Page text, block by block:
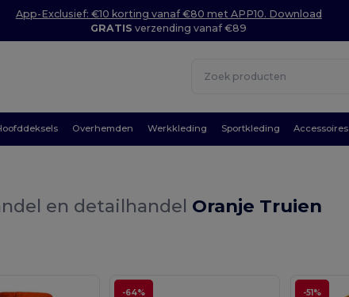
App-Exclusief: €10 korting vanaf €80 met APP10. Download
GRATIS verzending vanaf €89
Overhemden Werkkleding Sportkleding Accessoires
en detailhandel Oranje Truien
-64% -51%